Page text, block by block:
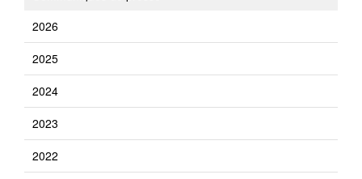
2026
2025
2024
2023
2022